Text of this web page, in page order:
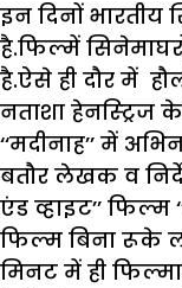
इन दिनों भारतीय
है.फिल्में
है.ऐसे ही दौर में
नताशा हेनस्ट्रिज
‘‘मदीनाह’’ में
बतौर लेखक व
एंड व्हाइट’’
फिल्म बिना रूके
मिनट में ही